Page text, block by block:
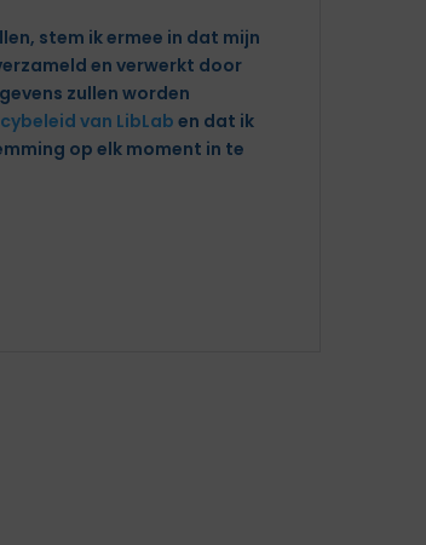
stem ik ermee in dat mijn
en verwerkt door
zullen worden
van LibLab en dat ik
op elk moment in te